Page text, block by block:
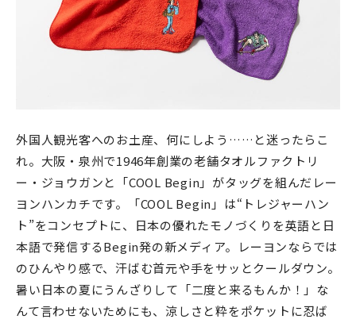
外国人観光客へのお土産、何にしよう……と迷ったらこ
れ。大阪・泉州で1946年創業の老舗タオルファクトリ
ー・ジョウガンと「COOL Begin」がタッグを組んだレー
ヨンハンカチです。「COOL Begin」は“トレジャーハン
ト”をコンセプトに、日本の優れたモノづくりを英語と日
本語で発信するBegin発の新メディア。レーヨンならでは
のひんやり感で、汗ばむ首元や手をサッとクールダウン。
暑い日本の夏にうんざりして「二度と来るもんか！」な
んて言わせないためにも、涼しさと粋をポケットに忍ば